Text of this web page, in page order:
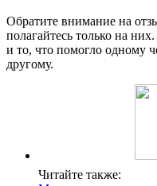
Обратите внимание на
полагайтесь только на
и то, что помогло одному
другому.
Читайте также: